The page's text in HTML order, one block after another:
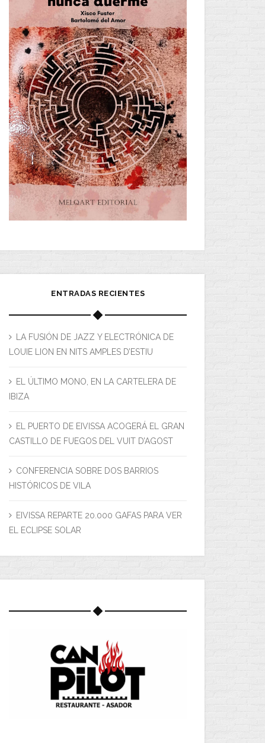
ENTRADAS RECIENTES
LA FUSIÓN DE JAZZ Y ELECTRÓNICA DE
LOUIE LION EN NITS AMPLES D’ESTIU
EL ÚLTIMO MONO, EN LA CARTELERA DE
IBIZA
EL PUERTO DE EIVISSA ACOGERÁ EL GRAN
CASTILLO DE FUEGOS DEL VUIT D’AGOST
CONFERENCIA SOBRE DOS BARRIOS
HISTÓRICOS DE VILA
EIVISSA REPARTE 20.000 GAFAS PARA VER
EL ECLIPSE SOLAR